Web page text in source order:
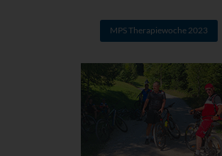
MPS Therapiewoche 2023